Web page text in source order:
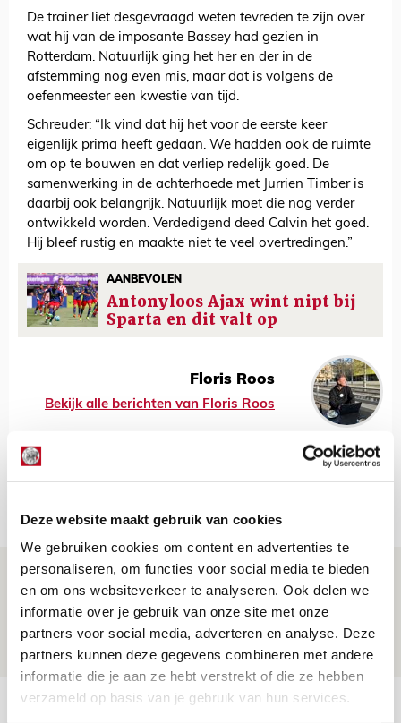
Deze website maakt gebruik van cookies
We gebruiken cookies om content en advertenties te
personaliseren, om functies voor social media te bieden
en om ons websiteverkeer te analyseren. Ook delen we
informatie over je gebruik van onze site met onze
partners voor social media, adverteren en analyse. Deze
partners kunnen deze gegevens combineren met andere
informatie die je aan ze hebt verstrekt of die ze hebben
verzameld op basis van je gebruik van hun services.
De trainer liet desgevraagd weten tevreden te zijn over
wat hij van de imposante Bassey had gezien in
Rotterdam. Natuurlijk ging het her en der in de
afstemming nog even mis, maar dat is volgens de
oefenmeester een kwestie van tijd.
Schreuder: “Ik vind dat hij het voor de eerste keer
eigenlijk prima heeft gedaan. We hadden ook de ruimte
om op te bouwen en dat verliep redelijk goed. De
samenwerking in de achterhoede met Jurrien Timber is
daarbij ook belangrijk. Natuurlijk moet die nog verder
ontwikkeld worden. Verdedigend deed Calvin het goed.
Hij bleef rustig en maakte niet te veel overtredingen.”
AANBEVOLEN
Antonyloos Ajax wint nipt bij
Sparta en dit valt op
Floris Roos
Bekijk alle berichten van Floris Roos
Drie dingen die je moet weten over PEC
Zwolle - Ajax
08 AUGUSTUS 2026 - 12:32
NIEUWS
Míchels elf: met welke formatie begin